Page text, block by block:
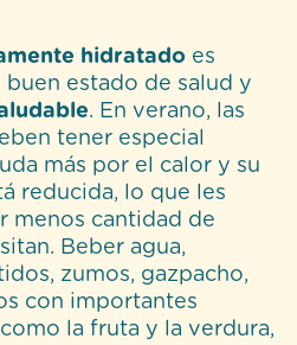
hidratado es
estado de salud y
. En verano, las
tener especial
más por el calor y su
reducida, lo que les
menos cantidad de
Beber agua,
zumos, gazpacho,
con importantes
la fruta y la verdura,